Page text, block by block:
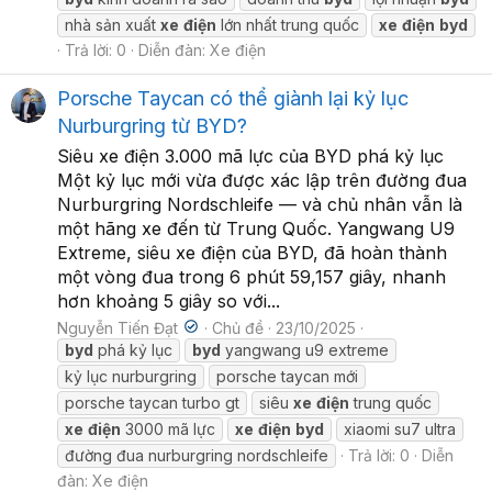
nhà sản xuất xe điện lớn nhất trung quốc xe điện byd
Trả lời: 0
Diễn đàn: Xe điện
Porsche Taycan có thể giành lại kỷ lục
Nurburgring từ BYD?
Siêu xe điện 3.000 mã lực của BYD phá kỷ lục
Một kỷ lục mới vừa được xác lập trên đường đua
Nurburgring Nordschleife — và chủ nhân vẫn là
một hãng xe đến từ Trung Quốc. Yangwang U9
Extreme, siêu xe điện của BYD, đã hoàn thành
một vòng đua trong 6 phút 59,157 giây, nhanh
hơn khoảng 5 giây so với...
Nguyễn Tiến Đạt Chủ đề
23/10/2025
byd phá kỷ lục byd yangwang u9 extreme
kỷ lục nurburgring
porsche taycan mới
porsche taycan turbo gt
siêu xe điện trung quốc
xe điện 3000 mã lực xe điện byd
xiaomi su7 ultra
đường đua nurburgring nordschleife
Trả lời: 0
Diễn
đàn: Xe điện